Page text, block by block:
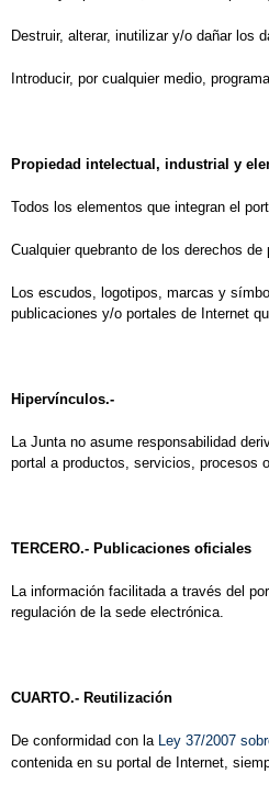
Destruir, alterar, inutilizar y/o dañar los
Introducir, por cualquier medio,
Propiedad intelectual, industrial y
Todos los elementos que integran el
Cualquier quebranto de los derechos
Los escudos, logotipos, marcas y
publicaciones y/o portales de Internet
Hipervínculos.-
La Junta no asume responsabilidad
portal a productos, servicios, procesos
TERCERO.- Publicaciones oficiales
La información facilitada a través del
regulación de la sede electrónica.
CUARTO.- Reutilización
De conformidad con la Ley 37/2007
contenida en su portal de Internet,